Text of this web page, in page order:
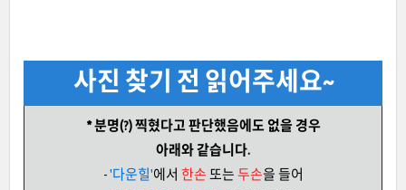
사진 찾기 전 읽어주세요~
* 분명(?) 찍혔다고 판단했음에도 없을 경우
아래와 같습니다.
-'다운힐'에서 한손 또는 두손을 들어